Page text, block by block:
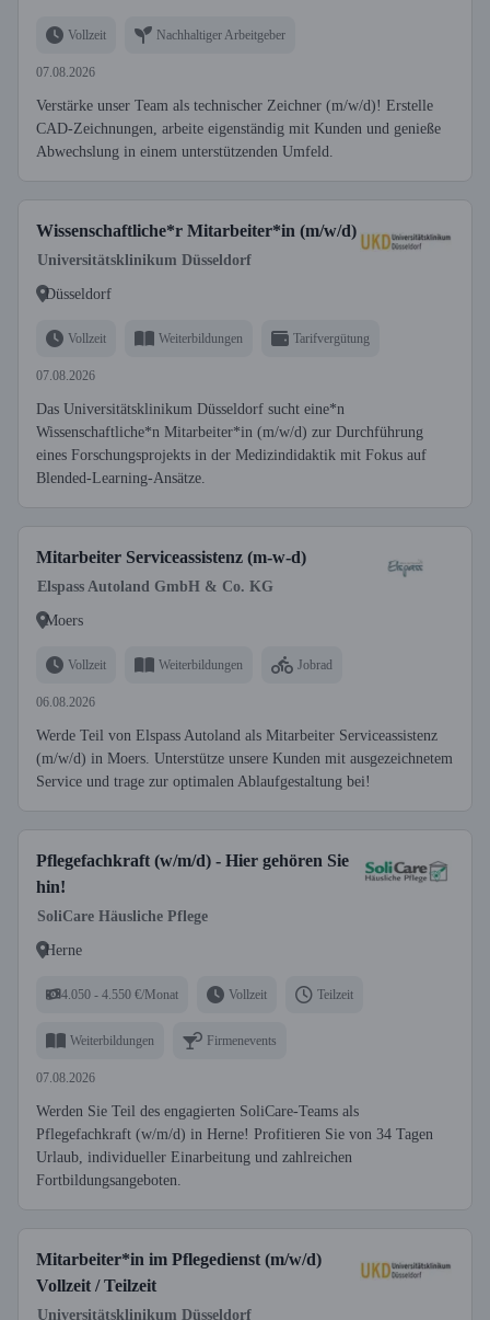
Vollzeit Nachhaltiger Arbeitgeber
07.08.2026
Verstärke unser Team als technischer Zeichner (m/w/d)! Erstelle
CAD-Zeichnungen, arbeite eigenständig mit Kunden und genieße
Abwechslung in einem unterstützenden Umfeld.
Wissenschaftliche*r Mitarbeiter*in (m/w/d)
Universitätsklinikum Düsseldorf
Düsseldorf
Vollzeit Weiterbildungen Tarifvergütung
07.08.2026
Das Universitätsklinikum Düsseldorf sucht eine*n
Wissenschaftliche*n Mitarbeiter*in (m/w/d) zur Durchführung
eines Forschungsprojekts in der Medizindidaktik mit Fokus auf
Blended-Learning-Ansätze.
Mitarbeiter Serviceassistenz (m-w-d)
Elspass Autoland GmbH & Co. KG
Moers
Vollzeit Weiterbildungen Jobrad
06.08.2026
Werde Teil von Elspass Autoland als Mitarbeiter Serviceassistenz
(m/w/d) in Moers. Unterstütze unsere Kunden mit ausgezeichnetem
Service und trage zur optimalen Ablaufgestaltung bei!
Pflegefachkraft (w/m/d) - Hier gehören Sie
hin!
SoliCare Häusliche Pflege
Herne
4.050 - 4.550 €/Monat Vollzeit Teilzeit
Weiterbildungen Firmenevents
07.08.2026
Werden Sie Teil des engagierten SoliCare-Teams als
Pflegefachkraft (w/m/d) in Herne! Profitieren Sie von 34 Tagen
Urlaub, individueller Einarbeitung und zahlreichen
Fortbildungsangeboten.
Mitarbeiter*in im Pflegedienst (m/w/d)
Vollzeit / Teilzeit
Universitätsklinikum Düsseldorf